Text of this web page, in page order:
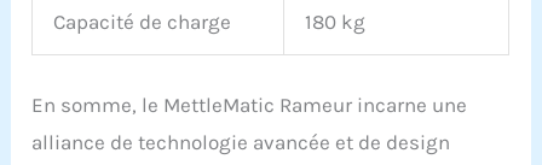
manière transparente à
une application
de remise en forme, à
planifier
Capacité de charge 180 kg
En somme, le MettleMatic Rameur incarne une
alliance de technologie avancée et de design